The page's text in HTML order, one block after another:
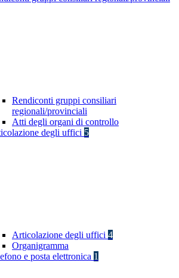
Rendiconti gruppi consiliari
regionali/provinciali
Atti degli organi di controllo
degli uffici 5
Articolazione degli uffici 4
Organigramma
e posta elettronica 1